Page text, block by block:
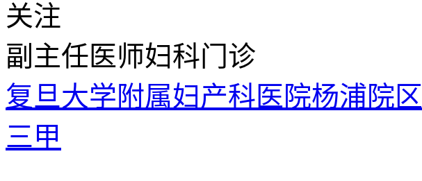
关注
副主任医师妇科门诊
复旦大学附属妇产科医院杨浦院区
三甲